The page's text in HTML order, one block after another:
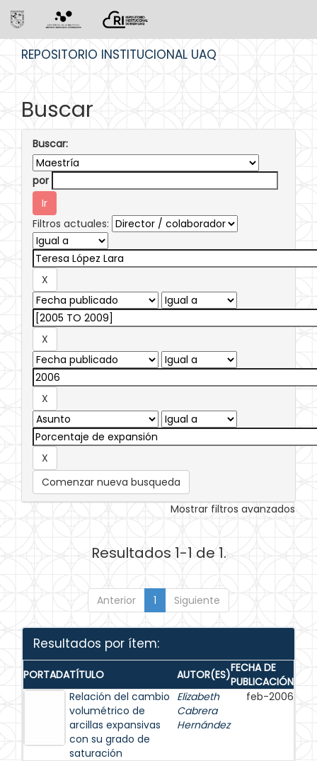
REPOSITORIO INSTITUCIONAL UAQ
Buscar
Buscar:
por
Filtros actuales:
Comenzar nueva busqueda
Mostrar filtros avanzados
Resultados 1-1 de 1.
Anterior 1 Siguiente
Resultados por ítem:
PORTADATÍTULO AUTOR(ES)FECHA DE
PUBLICACIÓN
Relación del cambio
volumétrico de
arcillas expansivas
con su grado de
saturación
Elizabeth
Cabrera
Hernández
feb-2006